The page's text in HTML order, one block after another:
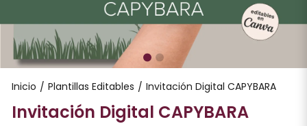
Inicio / Plantillas Editables / Invitación Digital CAPYBARA
Invitación Digital CAPYBARA